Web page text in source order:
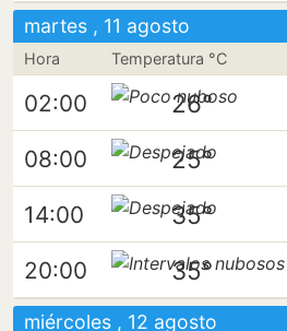
martes , 11 agosto
Hora Temperatura °C
02:00 26°
08:00 25°
14:00 35°
20:00 35°
miércoles , 12 agosto